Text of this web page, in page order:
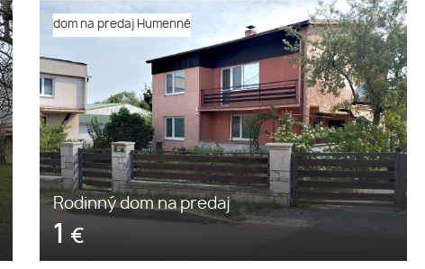
dom na predaj Humenné
Rodinný dom na predaj
1 €